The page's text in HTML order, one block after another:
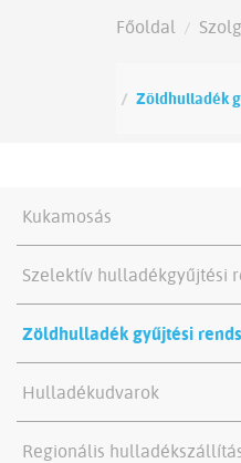
Főoldal
Zöldhulladék
Kukamosás
Szelektív hulladékgyűjtési
Zöldhulladék gyűjtési
Hulladékudvarok
Regionális